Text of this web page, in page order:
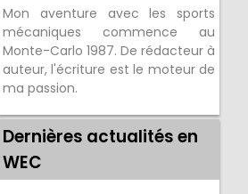
Mon aventure avec les sports
mécaniques commence au
Monte-Carlo 1987. De rédacteur à
auteur, l'écriture est le moteur de
ma passion.
Dernières actualités en
WEC